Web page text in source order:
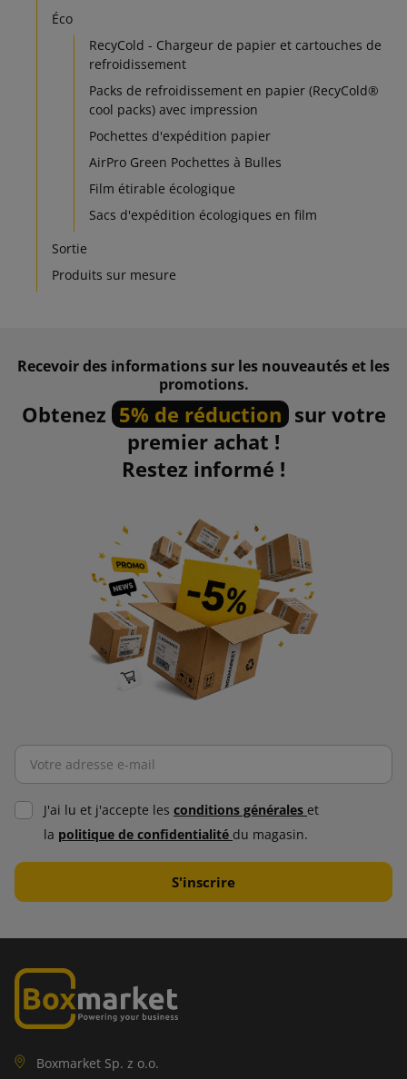
Éco
RecyCold - Chargeur de papier et cartouches de
refroidissement
Packs de refroidissement en papier (RecyCold®
cool packs) avec impression
Pochettes d'expédition papier
AirPro Green Pochettes à Bulles
Film étirable écologique
Sacs d'expédition écologiques en film
Sortie
Produits sur mesure
Recevoir des informations sur les nouveautés et les
promotions.
Obtenez 5% de réduction sur votre
premier achat !
Restez informé !
J'ai lu et j'accepte les conditions générales et
la politique de confidentialité du magasin.
Boxmarket Sp. z o.o.